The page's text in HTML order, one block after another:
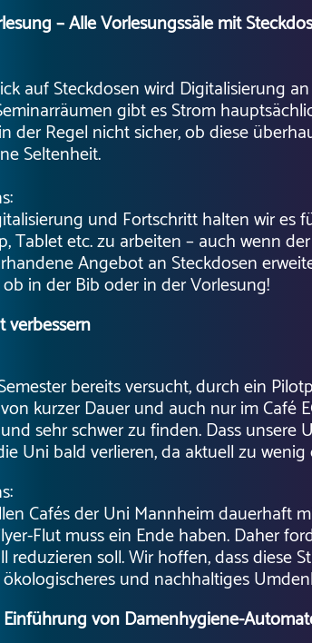
–Alle Vorlesungssäle mit
auf Steckdosen wird Digitalisierung
gibt es Strom
der Regel nicht sicher, ob diese
Seltenheit.
und Fortschritt halten wir
Tablet etc. zu arbeiten – auch wenn
Angebot an Steckdosen
in der Bib oder in der Vorlesung!
verbessern
bereits versucht, durch ein
kurzer Dauer und auch nur im Café
sehr schwer zu finden. Dass unsere
Uni bald verlieren, da aktuell zu
Cafés der Uni Mannheim
Flut muss ein Ende haben. Daher
soll. Wir hoffen, dass diese
und nachhaltiges
von Damenhygiene-